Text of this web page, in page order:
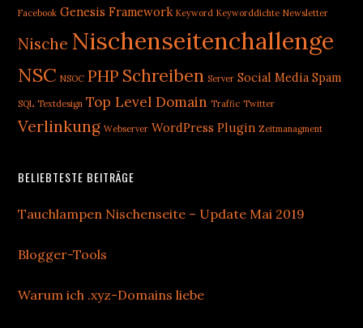
Facebook Genesis Framework Keyword Keyworddichte Newsletter
Nische Nischenseitenchallenge
NSC NSOC PHP Schreiben Server Social Media Spam
SQL Textdesign Top Level Domain Traffic Twitter
Verlinkung Webserver WordPress Plugin Zeitmanagment
BELIEBTESTE BEITRÄGE
Tauchlampen Nischenseite – Update Mai 2019
Blogger-Tools
Warum ich .xyz-Domains liebe